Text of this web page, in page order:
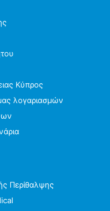
Κύπρος
λογαριασμών
Περίθαλψης